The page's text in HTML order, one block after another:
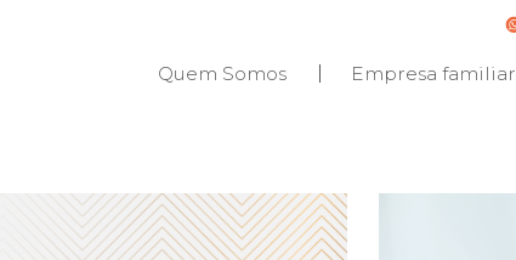
Quem Somos Empresa familiar